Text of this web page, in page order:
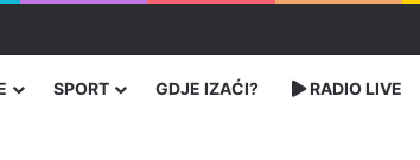
status za Memorijalni centar Srebrenica
SPORT GDJE IZAĆI? RADIO LIVE